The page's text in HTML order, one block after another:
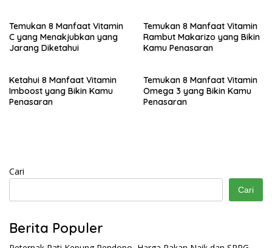
Temukan 8 Manfaat Vitamin
C yang Menakjubkan yang
Jarang Diketahui
Temukan 8 Manfaat Vitamin
Rambut Makarizo yang Bikin
Kamu Penasaran
Ketahui 8 Manfaat Vitamin
Imboost yang Bikin Kamu
Penasaran
Temukan 8 Manfaat Vitamin
Omega 3 yang Bikin Kamu
Penasaran
Cari
Cari
Berita Populer